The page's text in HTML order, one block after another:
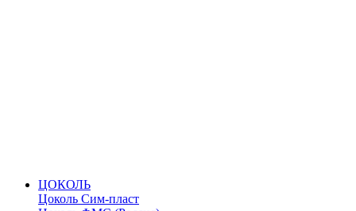
ЦОКОЛЬ
Цоколь Сим-пласт